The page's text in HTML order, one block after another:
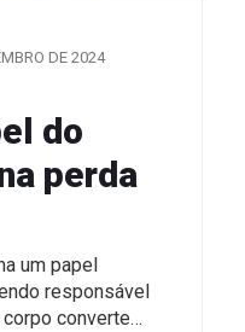
DE 2024
do
perda
um papel
responsável
converte…